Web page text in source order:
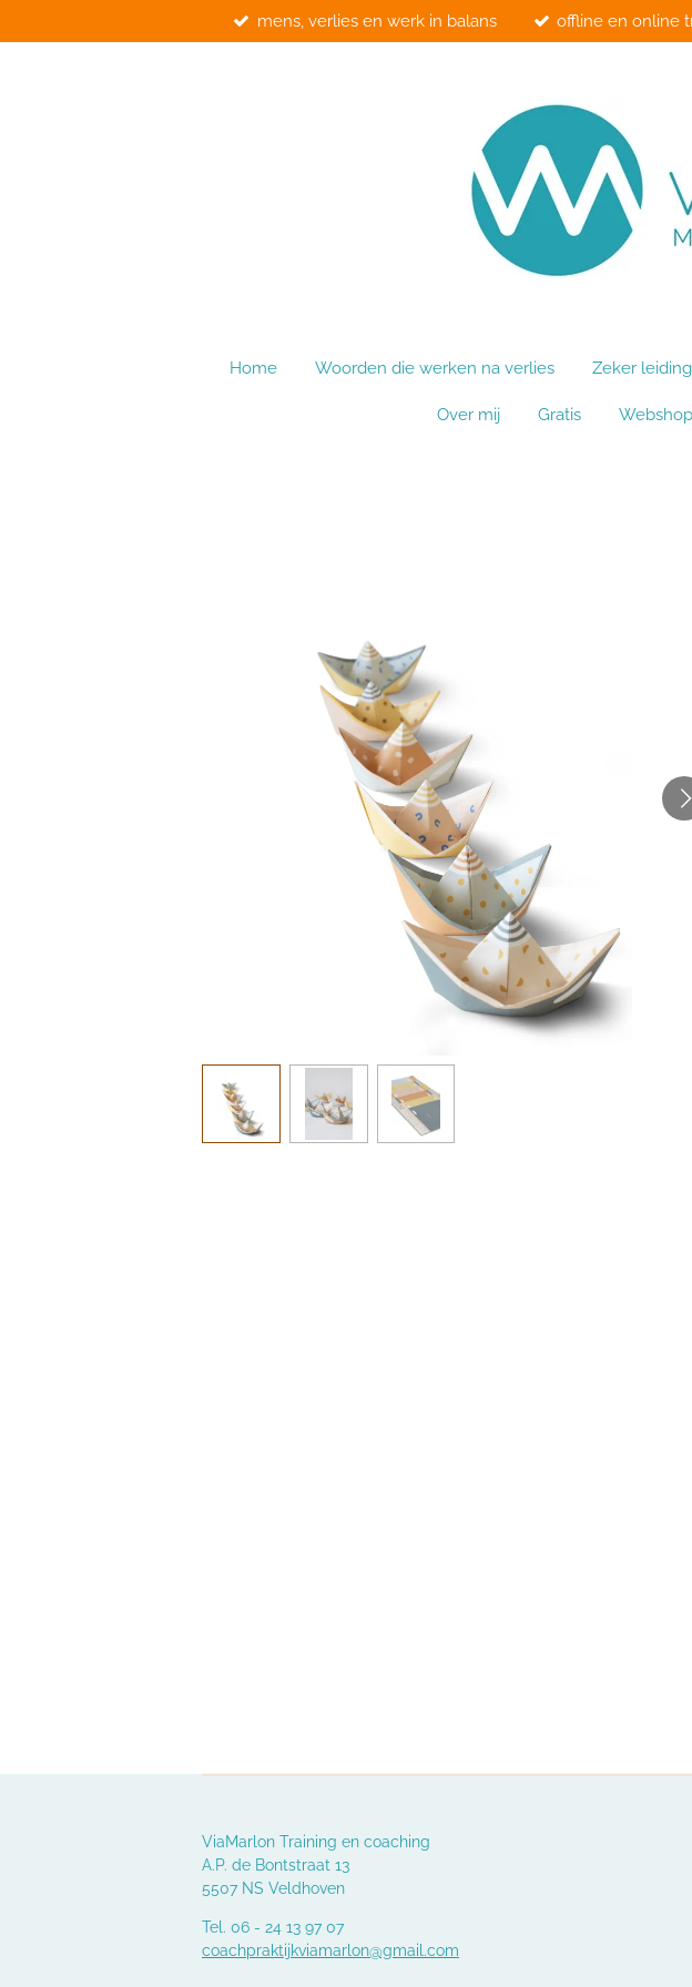
direct
mens, verlies en werk in balans offline en online
Home Woorden die werken na verlies Zeker
Over mij Gratis Webshop
ViaMarlon Training en coaching
A.P. de Bontstraat 13
5507 NS Veldhoven
Tel. 06 - 24 13 97 07
coachpraktijkviamarlon@gmail.com